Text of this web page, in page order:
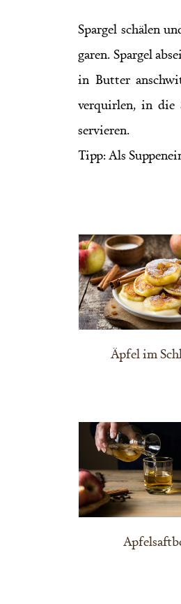
Spargel schälen
garen. Spargel
in Butter
verquirlen, in die
servieren.
Tipp: Als
Äpfel im